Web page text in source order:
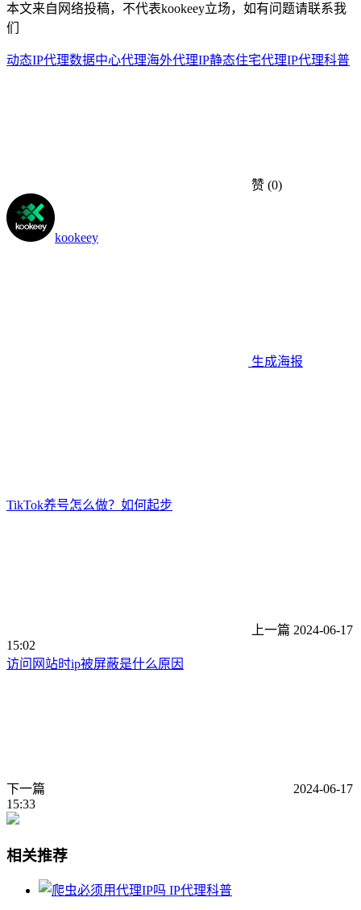
本文来自网络投稿，不代表kookeey立场，如有问题请联系我
们
动态IP代理数据中心代理海外代理IP静态住宅代理IP代理科普
赞 (0)
kookeey
生成海报
TikTok养号怎么做？如何起步
上一篇 2024-06-17
15:02
访问网站时ip被屏蔽是什么原因
下一篇
2024-06-17
15:33
相关推荐
IP代理科普